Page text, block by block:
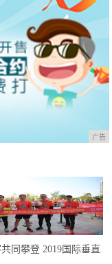
广告
同攀登 2019国际垂直